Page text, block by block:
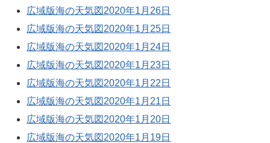
広域版海の天気図2020年1月26日
広域版海の天気図2020年1月25日
広域版海の天気図2020年1月24日
広域版海の天気図2020年1月23日
広域版海の天気図2020年1月22日
広域版海の天気図2020年1月21日
広域版海の天気図2020年1月20日
広域版海の天気図2020年1月19日